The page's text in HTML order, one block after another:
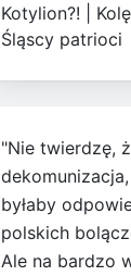
Kotylion?!
Śląscy patrioci
"Nie twierdzę,
byłaby
polskich
Ale na bardzo